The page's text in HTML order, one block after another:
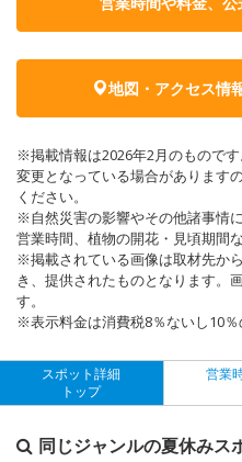
地図・アクセス情
※掲載情報は2026年2月のもので
変更となっている場合があります
ください。
※自然災害の影響やその他諸事情
営業時間、植物の開花・見頃期間
※掲載されている画像は取材先か
き、提供されたものとなります。
す。
※表示料金は消費税8％ないし10％
スポット詳細
トップ
営業
同じジャンルの夏休みス